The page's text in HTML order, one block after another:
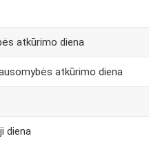
atkūrimo diena
atkūrimo diena
diena